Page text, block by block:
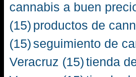
cannabis a buen
(15) productos de
(15) seguimiento de
Veracruz (15)tienda